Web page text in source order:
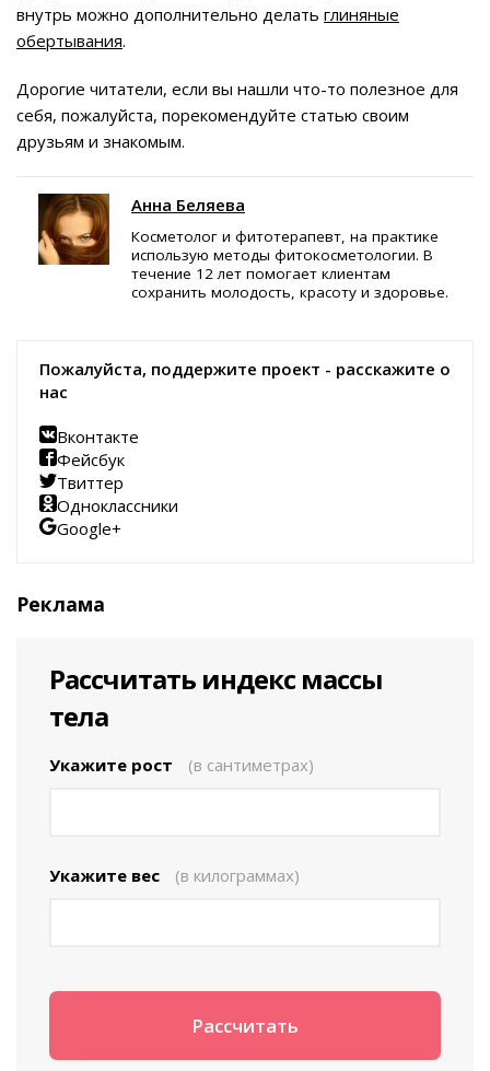
внутрь можно дополнительно делать глиняные
обертывания.
Дорогие читатели, если вы нашли что-то полезное для
себя, пожалуйста, порекомендуйте статью своим
друзьям и знакомым.
Анна Беляева
Косметолог и фитотерапевт, на практике
использую методы фитокосметологии. В
течение 12 лет помогает клиентам
сохранить молодость, красоту и здоровье.
Пожалуйста, поддержите проект - расскажите о
нас
Вконтакте
Фейсбук
Твиттер
Одноклассники
Google+
Реклама
Рассчитать индекс массы
тела
Укажите рост (в сантиметрах)
Укажите вес (в килограммах)